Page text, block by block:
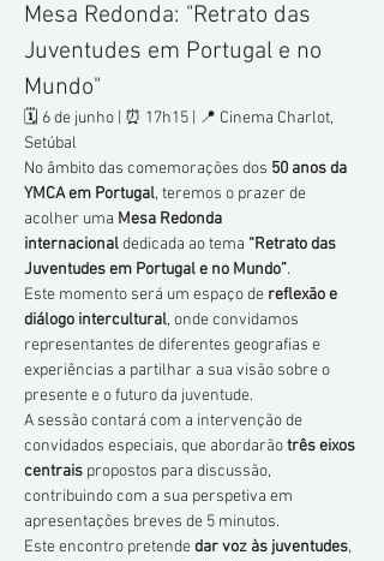
Mesa Redonda: "Retrato das
Juventudes em Portugal e no
Mundo"
🗓 6 de junho | ⏰ 17h15 | 📍 Cinema Charlot,
Setúbal
No âmbito das comemorações dos 50 anos da
YMCA em Portugal, teremos o prazer de
acolher uma Mesa Redonda
internacional dedicada ao tema “Retrato das
Juventudes em Portugal e no Mundo”.
Este momento será um espaço de reflexão e
diálogo intercultural, onde convidamos
representantes de diferentes geografias e
experiências a partilhar a sua visão sobre o
presente e o futuro da juventude.
A sessão contará com a intervenção de
convidados especiais, que abordarão três eixos
centrais propostos para discussão,
contribuindo com a sua perspetiva em
apresentações breves de 5 minutos.
Este encontro pretende dar voz às juventudes,